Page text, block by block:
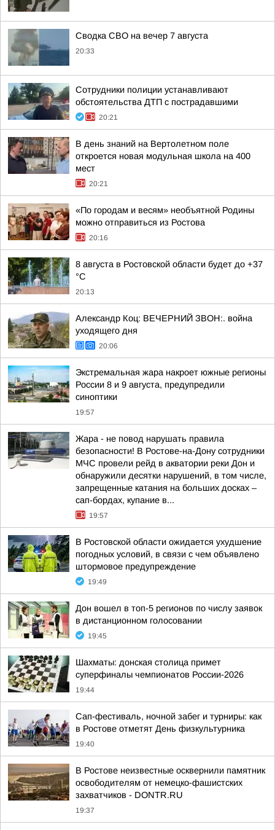
Сводка СВО на вечер 7 августа
20:33
Сотрудники полиции устанавливают
обстоятельства ДТП с пострадавшими
20:21
В день знаний на Вертолетном поле
откроется новая модульная школа на 400
мест
20:21
«По городам и весям» необъятной Родины
можно отправиться из Ростова
20:16
8 августа в Ростовской области будет до +37
°C
20:13
Александр Коц: ВЕЧЕРНИЙ ЗВОН:. война
уходящего дня
20:06
Экстремальная жара накроет южные регионы
России 8 и 9 августа, предупредили
синоптики
19:57
Жара - не повод нарушать правила
безопасности! В Ростове-на-Дону сотрудники
МЧС провели рейд в акватории реки Дон и
обнаружили десятки нарушений, в том числе,
запрещенные катания на больших досках –
сап-бордах, купание в...
19:57
В Ростовской области ожидается ухудшение
погодных условий, в связи с чем объявлено
штормовое предупреждение
19:49
Дон вошел в топ-5 регионов по числу заявок
в дистанционном голосовании
19:45
Шахматы: донская столица примет
суперфиналы чемпионатов России-2026
19:44
Сап-фестиваль, ночной забег и турниры: как
в Ростове отметят День физкультурника
19:40
В Ростове неизвестные осквернили памятник
освободителям от немецко-фашистских
захватчиков - DONTR.RU
19:37